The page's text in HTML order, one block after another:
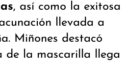
, así como la exitosa
llevada a
Miñones destacó
de la mascarilla llega